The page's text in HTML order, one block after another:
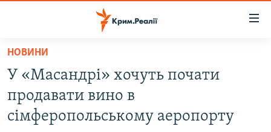
Перейти
основного
матеріалу
Перейти
до
ВІДЕО ТА ФОТО
НОВИНИ
У «Масандрі» хочуть почати
продавати вино в
сімферопольському аеропорту